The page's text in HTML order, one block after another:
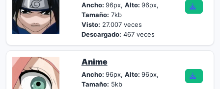
Ancho: 96px, Alto: 96px,
Tamaño: 7kb
Visto: 27.007 veces
Descargado: 467 veces
Anime
Ancho: 96px, Alto: 96px,
Tamaño: 5kb